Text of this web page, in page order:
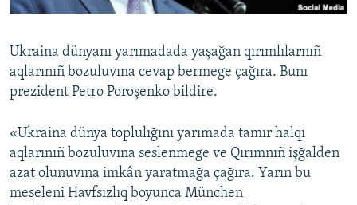
QOŞULIÑIZ!
RFE/RS bütün saytları
Ukraina dünyanı yarımadada yaşağan qırımlılarnıñ
aqlarınıñ bozuluvına cevap bermege çağıra. Bunı
prezident Petro Poroşenko bildire.
«Ukraina dünya toplulığını yarımada tamır halqı
aqlarınıñ bozuluvına seslenmege ve Qırımnıñ işğalden
azat olunuvına imkân yaratmağa çağıra. Yarın bu
meseleni Havfsızlıq boyunca München